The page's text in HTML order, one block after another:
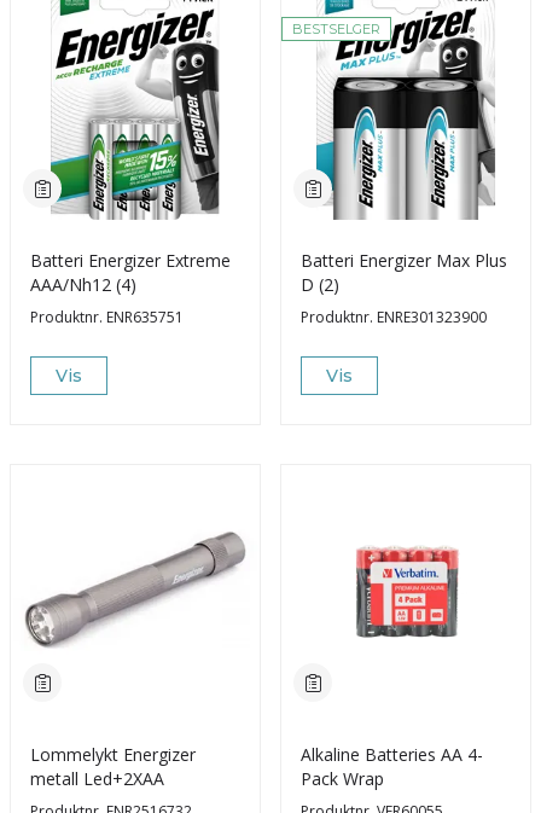
Batteri Energizer Extreme
AAA/Nh12 (4)
Produktnr. ENR635751
Vis
BESTSELGER
Batteri Energizer Max Plus
D (2)
Produktnr. ENRE301323900
Vis
Lommelykt Energizer
metall Led+2XAA
Alkaline Batteries AA 4-
Pack Wrap